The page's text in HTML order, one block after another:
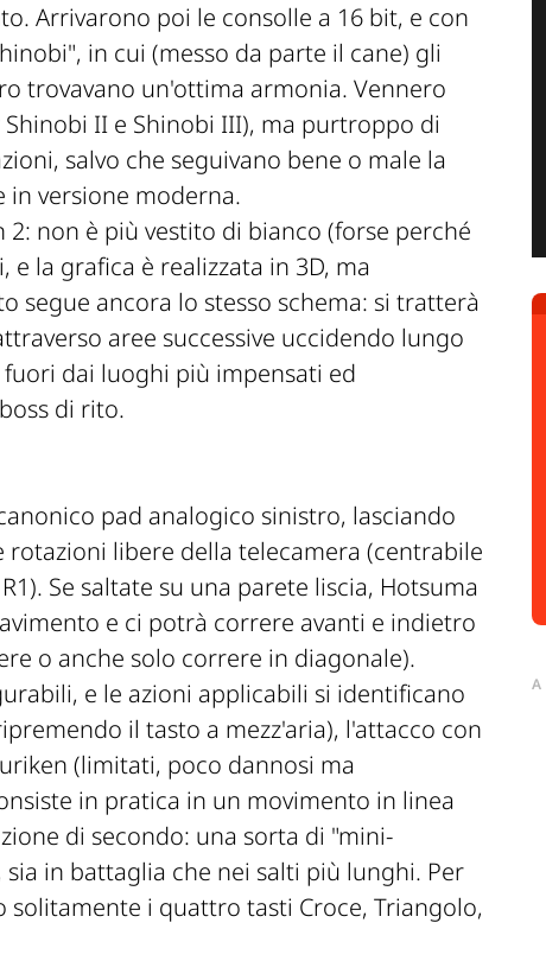
Arrivarono poi le consolle a 16 bit, e con
in cui (messo da parte il cane) gli
trovavano un'ottima armonia. Vennero
II e Shinobi III), ma purtroppo di
salvo che seguivano bene o male la
in versione moderna.
non è più vestito di bianco (forse perché
la grafica è realizzata in 3D, ma
segue ancora lo stesso schema: si tratterà
aree successive uccidendo lungo
dai luoghi più impensati ed
di rito.
pad analogico sinistro, lasciando
rotazioni libere della telecamera (centrabile
Se saltate su una parete liscia, Hotsuma
e ci potrà correre avanti e indietro
o anche solo correre in diagonale).
e le azioni applicabili si identificano
il tasto a mezz'aria), l'attacco con
(limitati, poco dannosi ma
in pratica in un movimento in linea
di secondo: una sorta di "mini-
in battaglia che nei salti più lunghi. Per
i quattro tasti Croce, Triangolo,